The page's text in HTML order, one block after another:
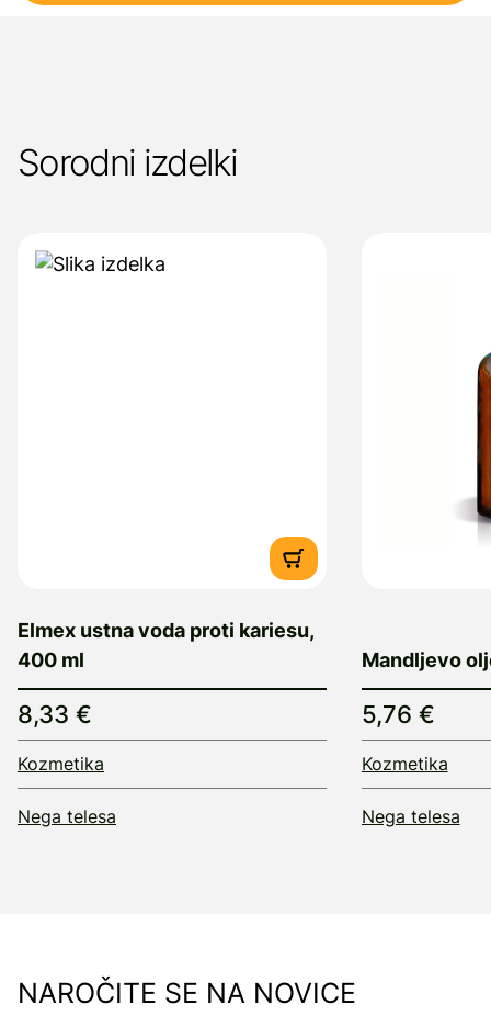
Sorodni izdelki
Elmex ustna voda proti kariesu,
400 ml
8,33 €
Kozmetika
Nega telesa
Mandljevo
5,76 €
Kozmetika
Nega telesa
NAROČITE SE NA NOVICE